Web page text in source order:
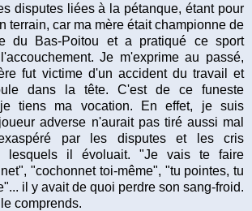
disputes liées à la pétanque, étant pour
terrain, car ma mère était championne de
du Bas-Poitou et a pratiqué ce sport
Je m'exprime au passé,
fut victime d'un accident du travail et
dans la tête. C'est de ce funeste
tiens ma vocation. En effet, je suis
adverse n'aurait pas tiré aussi mal
par les disputes et les cris
lesquels il évoluait. "Je vais te faire
"cochonnet toi-même", "tu pointes, tu
il y avait de quoi perdre son sang-froid.
comprends.